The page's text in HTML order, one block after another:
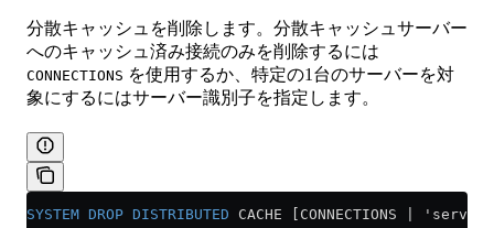
分散キャッシュを削除します。分散キャッシュサーバー
へのキャッシュ済み接続のみを削除するには
CONNECTIONS を使用するか、特定の1台のサーバーを対
象にするにはサーバー識別子を指定します。
SYSTEM DROP DISTRIBUTED CACHE [CONNECTIONS |